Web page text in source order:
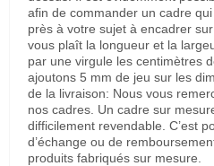
afin de commander un cadre
près à votre sujet à encadrer
vous plaît la longueur et la
par une virgule les centimètres
ajoutons 5 mm de jeu sur les
de la livraison: Nous vous
nos cadres. Un cadre sur
difficilement revendable. C’est
d’échange ou de
produits fabriqués sur mesure.